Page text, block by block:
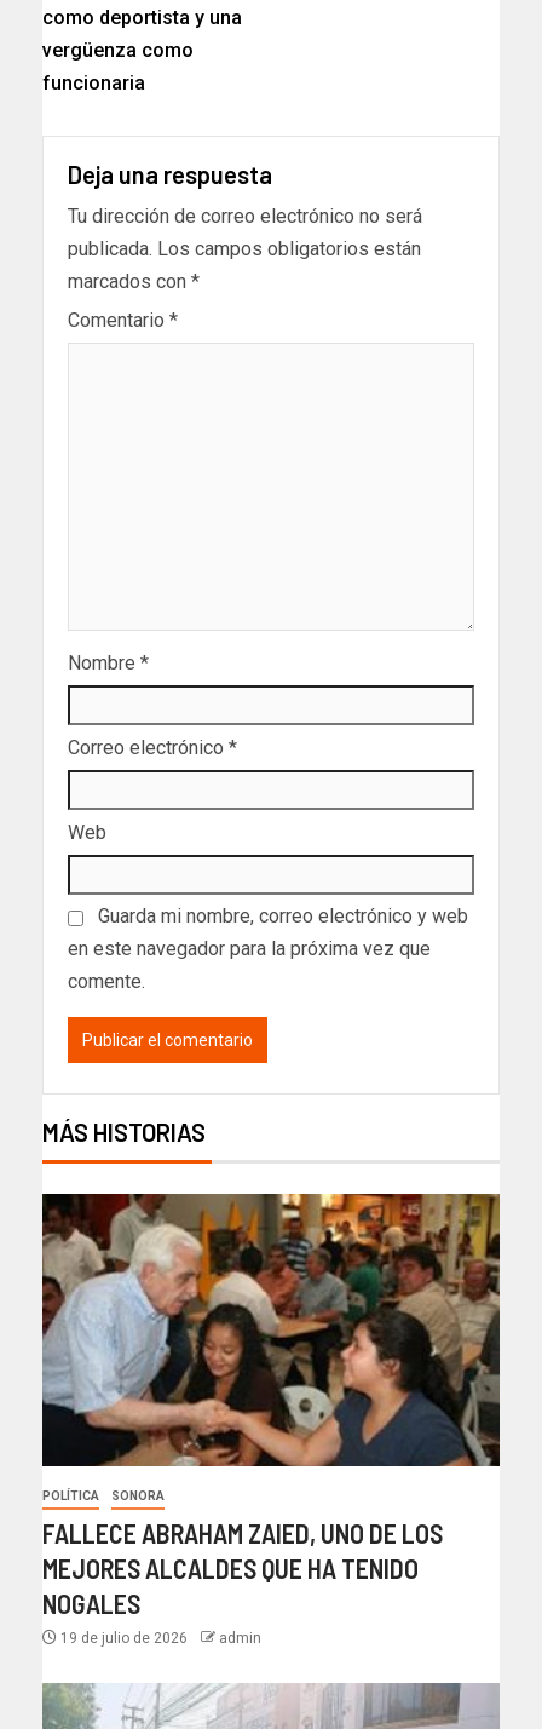
como deportista y una
vergüenza como
funcionaria
Deja una respuesta
Tu dirección de correo electrónico no será
publicada. Los campos obligatorios están
marcados con *
Comentario *
Nombre *
Correo electrónico *
Web
Guarda mi nombre, correo electrónico y web
en este navegador para la próxima vez que
comente.
MÁS HISTORIAS
POLÍTICA SONORA
FALLECE ABRAHAM ZAIED, UNO DE LOS
MEJORES ALCALDES QUE HA TENIDO
NOGALES
19 de julio de 2026 admin